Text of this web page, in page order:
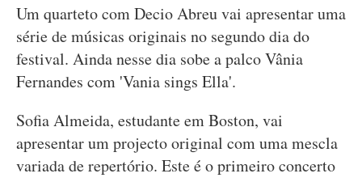
Um quarteto com Decio Abreu vai apresentar uma
série de músicas originais no segundo dia do
festival. Ainda nesse dia sobe a palco Vânia
Fernandes com 'Vania sings Ella'.
Sofia Almeida, estudante em Boston, vai
apresentar um projecto original com uma mescla
variada de repertório. Este é o primeiro concerto